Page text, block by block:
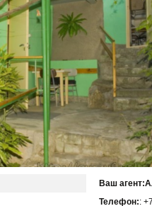
Ваш агент:
Телефон::